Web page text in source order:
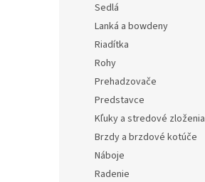
Sedlá
Lanká a bowdeny
Riadítka
Rohy
Prehadzovače
Predstavce
Kľuky a stredové zloženia
Brzdy a brzdové kotúče
Náboje
Radenie